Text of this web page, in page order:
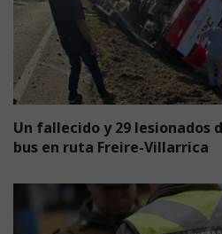
Un fallecido y 29 lesionados
bus en ruta Freire-Villarrica